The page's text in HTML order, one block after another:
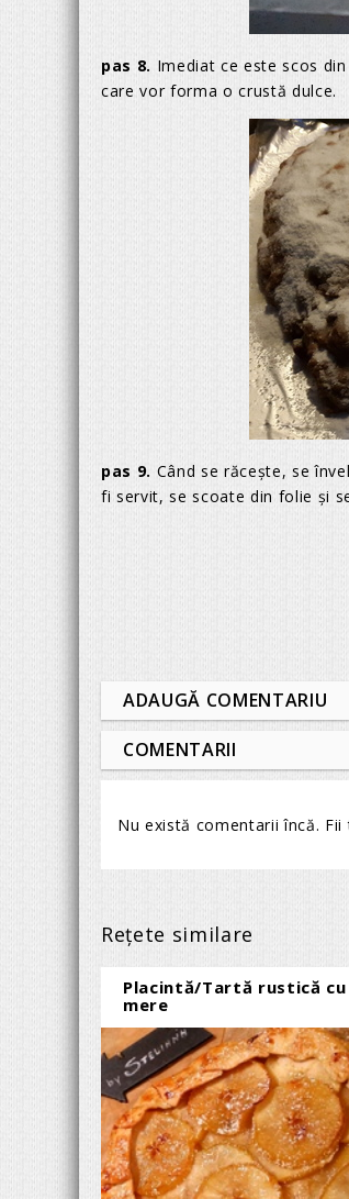
pas 8. Imediat ce este scos
care vor forma o crustă dulce.
pas 9. Când se răceşte, se
fi servit, se scoate din folie şi
ADAUGĂ COMENTARIU
COMENTARII
Nu există comentarii încă. Fii
Reţete similare
Placintă/Tartă rustică cu
mere